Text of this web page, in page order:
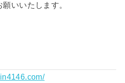
いいたします。